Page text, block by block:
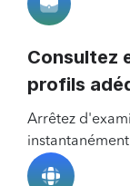
Consultez
profils
Arrêtez